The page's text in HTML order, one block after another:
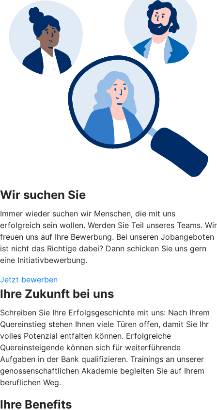
Wir suchen Sie
Immer wieder suchen wir Menschen, die mit uns
erfolgreich sein wollen. Werden Sie Teil unseres Teams. Wir
freuen uns auf Ihre Bewerbung. Bei unseren Jobangeboten
ist nicht das Richtige dabei? Dann schicken Sie uns gern
eine Initiativbewerbung.
Jetzt bewerben
Ihre Zukunft bei uns
Schreiben Sie Ihre Erfolgsgeschichte mit uns: Nach Ihrem
Quereinstieg stehen Ihnen viele Türen offen, damit Sie Ihr
volles Potenzial entfalten können. Erfolgreiche
Quereinsteigende können sich für weiterführende
Aufgaben in der Bank qualifizieren. Trainings an unserer
genossenschaftlichen Akademie begleiten Sie auf Ihrem
beruflichen Weg.
Ihre Benefits